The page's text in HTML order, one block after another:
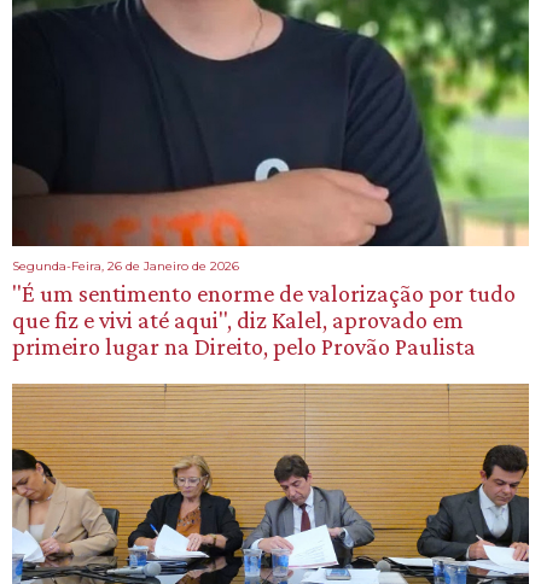
Segunda-Feira, 26 de Janeiro de 2026
"É um sentimento enorme de valorização por tudo
que fiz e vivi até aqui", diz Kalel, aprovado em
primeiro lugar na Direito, pelo Provão Paulista